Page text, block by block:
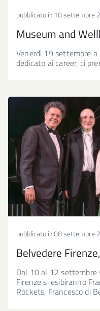
pubblicato il: 10 settembre
Museum and
Venerdì 19 settembre
dedicato ai career, ci
pubblicato il:08 settembre
Belvedere
Dal 10 al 12 settembre
Firenze si esibiranno
Rockets, Francesco di